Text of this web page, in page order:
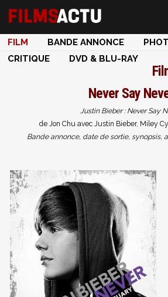
FILM BANDE ANNONCE
CRITIQUE
DVD & BLU-RAY
Never Say
Justin Bieber : Never Say
de Jon Chu avec Justin Bieber, Miley
Bande annonce, date de sortie, synopsis,